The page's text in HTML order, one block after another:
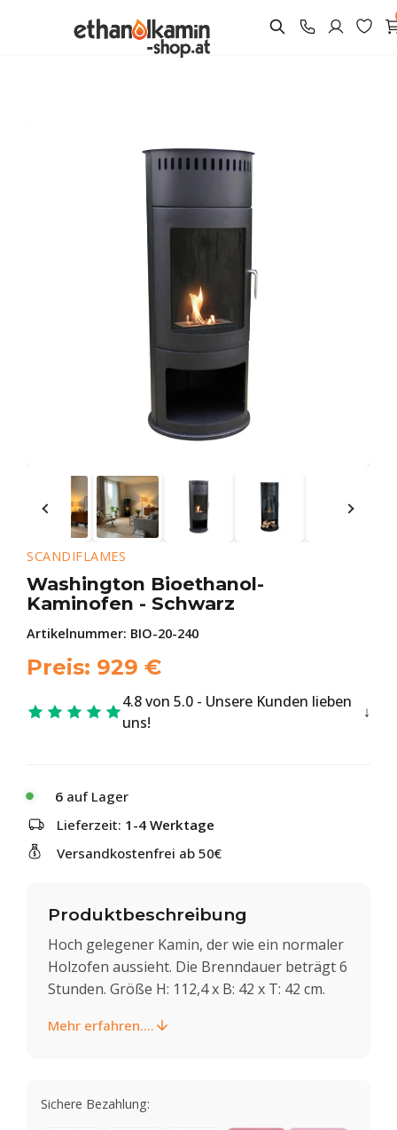
SCANDIFLAMES
Washington Bioethanol-
Kaminofen - Schwarz
Artikelnummer: BIO-20-240
Preis: 929 €
4.8 von 5.0 - Unsere Kunden lieben
uns!
6 auf Lager
Lieferzeit: 1-4 Werktage
Versandkostenfrei ab 50€
Produktbeschreibung
Hoch gelegener Kamin, der wie ein normaler
Holzofen aussieht. Die Brenndauer beträgt 6
Stunden. Größe H: 112,4 x B: 42 x T: 42 cm.
Mehr erfahren....
Sichere Bezahlung: